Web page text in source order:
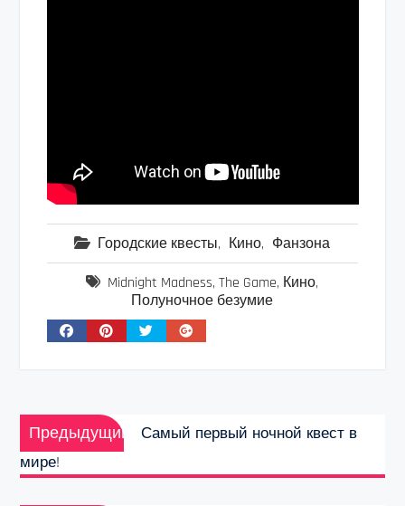
Городские квесты, Кино, Фанзона
Midnight Madness,The Game, Кино,
Полуночное безумие
Навигация
по
записям
Предыдущий
Предыдущая
запись:
Самый первый ночной квест в
мире!